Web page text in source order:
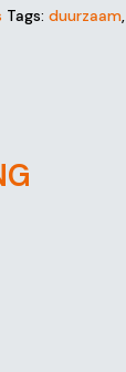
Tags: duurzaam,